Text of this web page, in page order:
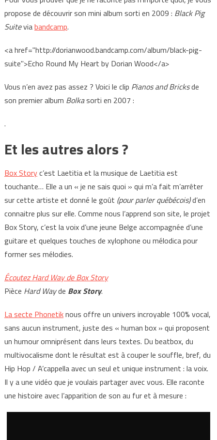
propose de découvrir son mini album sorti en 2009 : Black Pig
Suiteviabandcamp.
<a href="http://dorianwood.bandcamp.com/album/black-pig-
suite">Echo Round My Heart by Dorian Wood</a>
Vous n’en avez pas assez ? Voici le clip Pianos and Bricksde
son premier album Bolkasorti en 2007 :
.
Et les autres alors ?
Box Storyc’est Laetitia et la musique de Laetitia est
touchante… Elle a un « je ne sais quoi » qui m’a fait m’arrêter
sur cette artiste et donné le goût (pour parler québécois)d’en
connaitre plus sur elle. Comme nous l’apprend son site, le projet
Box Story, c’est la voix d’une jeune Belge accompagnée d’une
guitare et quelques touches de xylophone ou mélodica pour
former ses mélodies.
Écoutez Hard Way de Box Story
Pièce Hard Wayde Box Story.
La secte Phonetiknous offre un univers incroyable 100% vocal,
sans aucun instrument, juste des « human box » qui proposent
un humour omniprésent dans leurs textes. Du beatbox, du
multivocalisme dont le résultat est à couper le souffle, bref, du
Hip Hop / A’cappella avec un seul et unique instrument : la voix.
Il y a une vidéo que je voulais partager avec vous. Elle raconte
une histoire avec l’apparition de son au fur et à mesure :